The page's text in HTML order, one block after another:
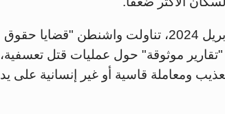
وفي تقرير سنوي أصدرته وزارة الخارجية الأمريكية في أبريل 2024، تناولت واشنطن "قضايا حقوق
موثوقة" حول عمليات قتل تعسفية،
ومعاملة قاسية أو غير إنسانية على يد